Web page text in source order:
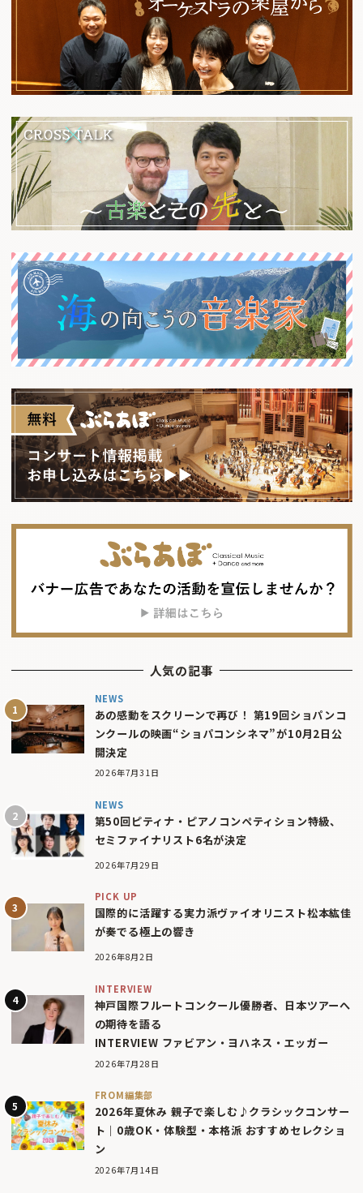
人気の記事
NEWS
あの感動をスクリーンで再び！ 第19回ショパンコ
ンクールの映画“ショパコンシネマ”が10月2日公
開決定
2026年7月31日
NEWS
第50回ピティナ・ピアノコンペティション特級、
セミファイナリスト6名が決定
2026年7月29日
PICK UP
国際的に活躍する実力派ヴァイオリニスト松本紘佳
が奏でる極上の響き
2026年8月2日
INTERVIEW
神戸国際フルートコンクール優勝者、日本ツアーへ
の期待を語る
INTERVIEW ファビアン・ヨハネス・エッガー
2026年7月28日
FROM編集部
2026年夏休み 親子で楽しむ♪クラシックコンサー
ト｜0歳OK・体験型・本格派 おすすめセレクショ
ン
2026年7月14日